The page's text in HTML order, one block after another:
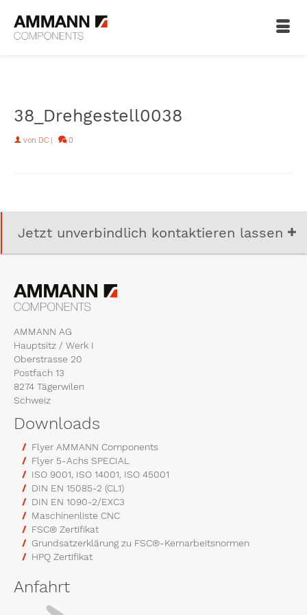
38_Drehgestell0038
von DC | 0
Jetzt unverbindlich kontaktieren lassen
AMMANN AG
Hauptsitz / Werk I
Oberstrasse 20
Postfach 13
8274 Tägerwilen
Schweiz
Downloads
Flyer AMMANN Components
Flyer 5-Achs SPECIAL
ISO 9001, ISO 14001, ISO 45001
DIN EN 15085-2 (CL1)
DIN EN 1090-2/EXC3
Maschinenliste CNC
FSC® Zertifikat
Grundsatzerklärung zu FSC®-Kernarbeitsnormen
HPQ Zertifikat
Anfahrt